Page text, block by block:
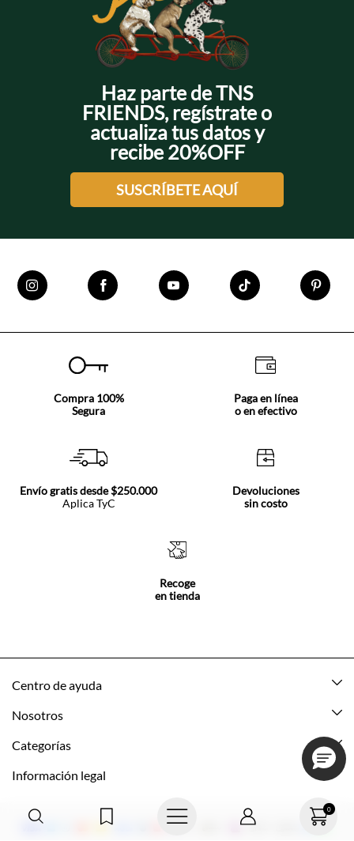
0
Haz parte de TNS
FRIENDS, regístrate o
actualiza tus datos y
recibe 20%OFF
SUSCRÍBETE AQUÍ
Compra 100%
Segura
Paga en línea
o en efectivo
Envío gratis desde $250.000
Aplica TyC
Devoluciones
sin costo
Recoge
en tienda
Centro de ayuda
Mis pedidos
Cómo comprar
Nosotros
Acerca de Tennis
Tns Friends
Categorías
Nuevo
Hombre
Información legal
Política de envio y devolución